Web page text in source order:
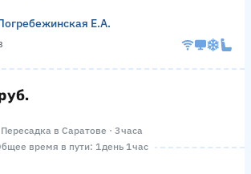
Е.А.
Пересадка в Саратове · 3 часа
время в пути: 1 день 1 час